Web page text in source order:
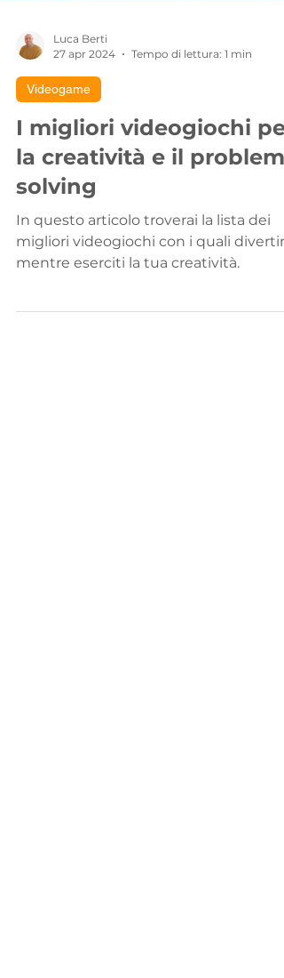
Luca Berti
27 apr 2024
Videogame
I migliori videogiochi per
la creatività e il problem
solving
In questo articolo troverai la lista dei